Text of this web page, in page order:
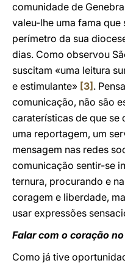
comunidade de
valeu-lhe uma fama
perímetro da sua
dias. Como observou
suscitam «uma leitura
e estimulante» [3] .
comunicação, não são
caraterísticas de que se
uma reportagem, um
mensagem nas redes
comunicação sentir-se
ternura, procurando e
coragem e liberdade,
usar expressões
Falar com o coração
Como já tive